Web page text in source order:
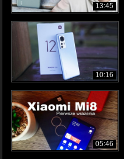
13:45
10:16
05:46